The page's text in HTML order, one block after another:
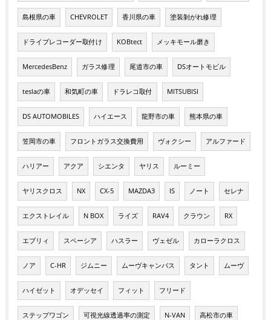
島根県の車 CHEVROLET 香川県の車 塗装剝がれ修理
ドライブレコーダー取付け KOBtect メッキモール磨き
MercedesBenz ガラス修理 尾道市の車 DSオートモビル
teslaの車 和気町の車 ドラレコ取付 MITSUBISI
DS AUTOMOBILES ハイエース 龍野市の車 熊本県の車
笠岡市の車 フロントガラス交換費用 ヴォクシー アルファード
ハリアー アクア シエンタ ヤリス ルーミー
ヤリスクロス NX CX-5 MAZDA3 IS ノート セレナ
エクストレイル N BOX ライズ RAV4 クラウン RX
エブリィ スペーシア ハスラー ヴェゼル カローラクロス
ノア C-HR ジムニー ムーヴキャンバス タント ムーヴ
ハイゼット オデッセイ フィット フリード
ステップワゴン 可視光線透過率の測定 N-VAN 高松市の車